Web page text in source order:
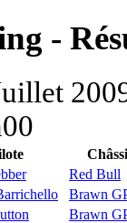
-
Red Bull
Brawn
Brawn